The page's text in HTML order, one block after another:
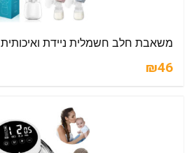
משאבת חלב חשמלית ניידת ואיכותית
₪46